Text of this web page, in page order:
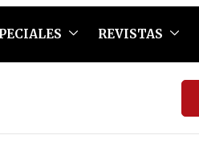
REVISTAS